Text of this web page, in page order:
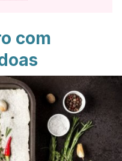
com